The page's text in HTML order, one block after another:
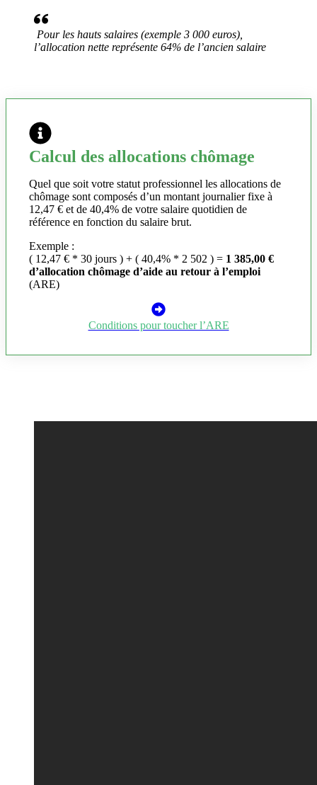
Pour les hauts salaires (exemple 3 000 euros),
l’allocation nette représente 64% de l’ancien salaire
Calcul des allocations chômage
Quel que soit votre statut professionnel les allocations de
chômage sont composés d’un montant journalier fixe à
12,47 € et de 40,4% de votre salaire quotidien de
référence en fonction du salaire brut.
Exemple :
( 12,47 € * 30 jours ) + ( 40,4% * 2 502 ) = 1 385,00 €
d’allocation chômage d’aide au retour à l’emploi
(ARE)
Conditions pour toucher l’ARE